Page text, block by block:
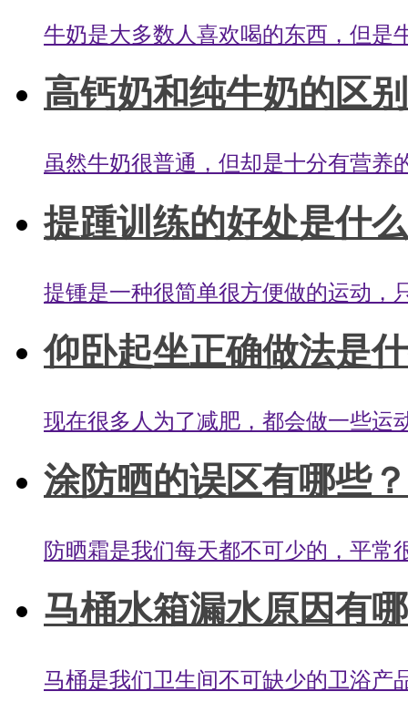
牛奶是大多数人喜欢喝的东西，但是
高钙奶和纯牛奶的区
虽然牛奶很普通，但却是十分有营养
提踵训练的好处是什
提锺是一种很简单很方便做的运动，
仰卧起坐正确做法是
现在很多人为了减肥，都会做一些运
涂防晒的误区有哪些
防晒霜是我们每天都不可少的，平常
马桶水箱漏水原因有
马桶是我们卫生间不可缺少的卫浴产